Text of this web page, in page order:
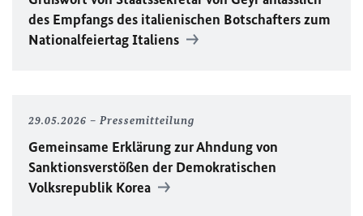
des Empfangs des italienischen Botschafters zum
Nationalfeiertag Italiens
29.05.2026 Pressemitteilung
Gemeinsame Erklärung zur Ahndung von
Sanktionsverstößen der Demokratischen
Volksrepublik Korea